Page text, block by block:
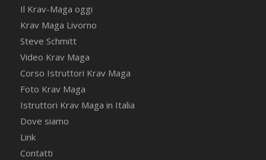
Il Krav-Maga oggi
Krav Maga Livorno
Steve Schmitt
Video Krav Maga
Corso Istruttori Krav Maga
Foto Krav Maga
Istruttori Krav Maga in Italia
Dove siamo
Link
Contatti